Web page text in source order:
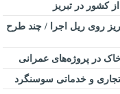
کشور در تبریز
روی ریل اجرا / چند طرح
در پروژه‌های عمرانی
تجاری و خدماتی سوسنگرد